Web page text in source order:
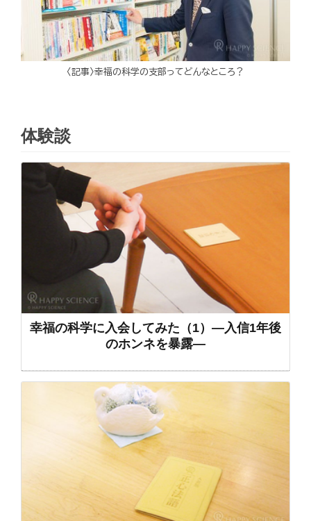
〈記事〉幸福の科学の支部ってどんなところ？
体験談
幸福の科学に入会してみた（1）―入信1年後
のホンネを暴露―